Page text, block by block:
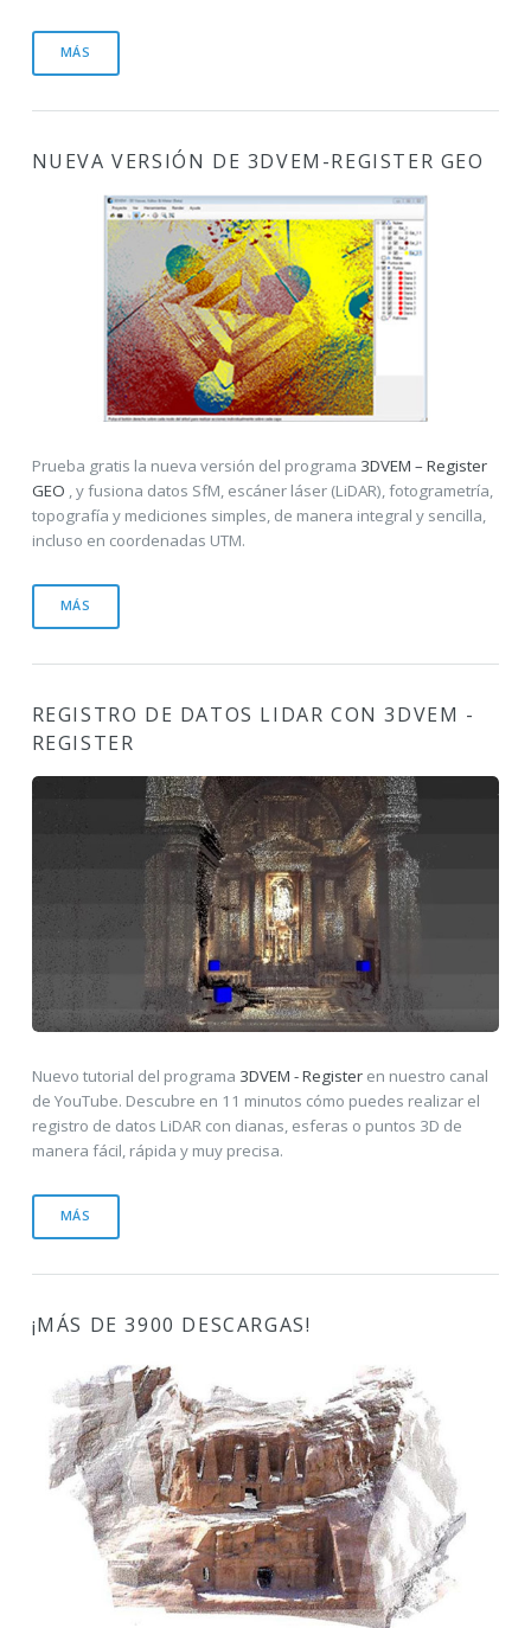
MÁS
NUEVA VERSIÓN DE 3DVEM-REGISTER GEO
Prueba gratis la nueva versión del programa 3DVEM – Register
GEO , y fusiona datos SfM, escáner láser (LiDAR), fotogrametría,
topografía y mediciones simples, de manera integral y sencilla,
incluso en coordenadas UTM.
MÁS
REGISTRO DE DATOS LIDAR CON3DVEM -
REGISTER
Nuevo tutorial del programa 3DVEM - Register en nuestro canal
de YouTube. Descubre en 11 minutos cómo puedes realizar el
registro de datos LiDAR con dianas, esferas o puntos 3D de
manera fácil, rápida y muy precisa.
MÁS
¡MÁS DE 3900 DESCARGAS!